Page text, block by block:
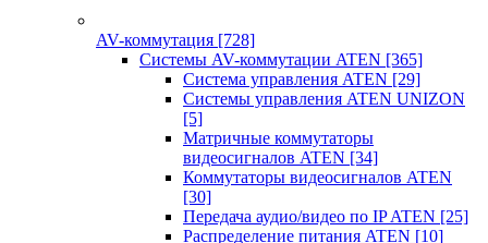
AV-коммутация [728]
Системы AV-коммутации ATEN [365]
Система управления ATEN [29]
Системы управления ATEN UNIZON
[5]
Матричные коммутаторы
видеосигналов ATEN [34]
Коммутаторы видеосигналов ATEN
[30]
Передача аудио/видео по IP ATEN [25]
Распределение питания ATEN [10]